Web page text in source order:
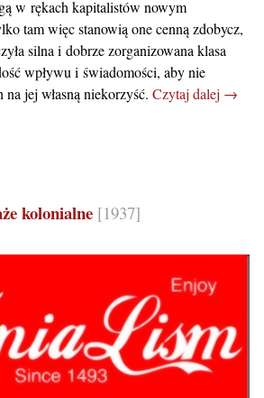
w rękach kapitalistów nowym
tam więc stanowią one cenną zdobycz,
silna i dobrze zorganizowana klasa
wpływu i świadomości, aby nie
jej własną niekorzyść. Czytaj dalej →
kolonialne [1937]